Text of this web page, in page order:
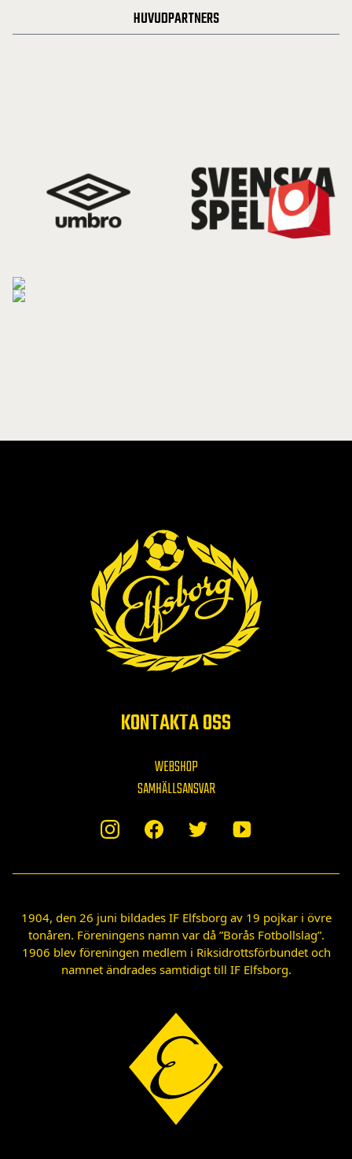
HUVUDPARTNERS
KONTAKTA OSS
WEBSHOP
SAMHÄLLSANSVAR
1904, den 26 juni bildades IF Elfsborg av 19 pojkar i övre
tonåren. Föreningens namn var då ”Borås Fotbollslag”.
1906 blev föreningen medlem i Riksidrottsförbundet och
namnet ändrades samtidigt till IF Elfsborg.